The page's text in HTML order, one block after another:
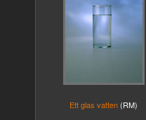
Ett glas vatten (RM)